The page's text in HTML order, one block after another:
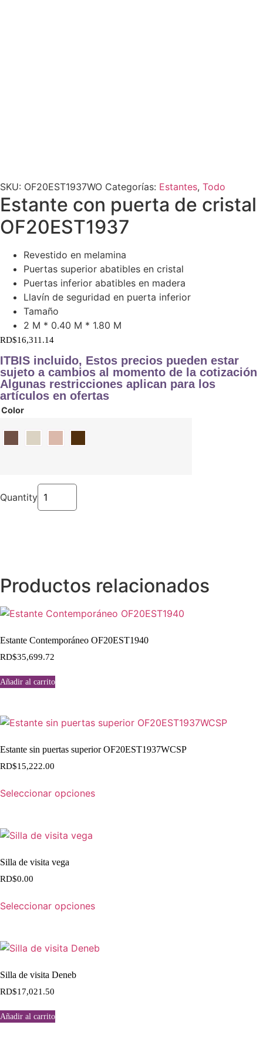
SKU: OF20EST1937WO Categorías: Estantes, Todo
Estante con puerta de cristal
OF20EST1937
Revestido en melamina
Puertas superior abatibles en cristal
Puertas inferior abatibles en madera
Llavín de seguridad en puerta inferior
Tamaño
2 M * 0.40 M * 1.80 M
RD$16,311.14
ITBIS incluido, Estos precios pueden estar
sujeto a cambios al momento de la cotización
Algunas restricciones aplican para los
artículos en ofertas
Color
Quantity
Productos relacionados
Estante Contemporáneo OF20EST1940
RD$35,699.72
Añadir al carrito
Estante sin puertas superior OF20EST1937WCSP
RD$15,222.00
Seleccionar opciones
Silla de visita vega
RD$0.00
Seleccionar opciones
Silla de visita Deneb
RD$17,021.50
Añadir al carrito